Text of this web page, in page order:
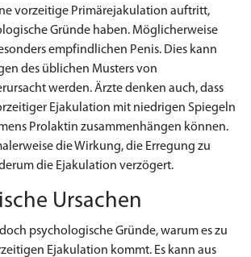
vorzeitige Primärejakulation auftritt,
Gründe haben. Möglicherweise
empfindlichen Penis. Dies kann
des üblichen Musters von
werden. Ärzte denken auch, dass
Ejakulation mit niedrigen Spiegeln
Prolaktin zusammenhängen können.
die Wirkung, die Erregung zu
die Ejakulation verzögert.
Ursachen
psychologische Gründe, warum es zu
Ejakulation kommt. Es kann aus